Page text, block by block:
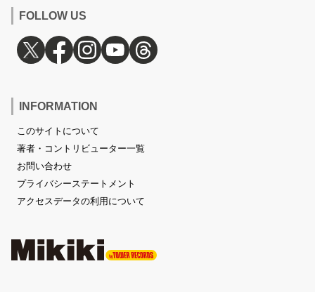
FOLLOW US
INFORMATION
このサイトについて
著者・コントリビューター一覧
お問い合わせ
プライバシーステートメント
アクセスデータの利用について